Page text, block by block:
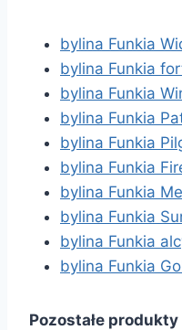
bylina Funkia
bylina Funkia
bylina Funkia
bylina Funkia
bylina Funkia
bylina Funkia
bylina Funkia
bylina Funkia
bylina Funkia
bylina Funkia
Pozostałe